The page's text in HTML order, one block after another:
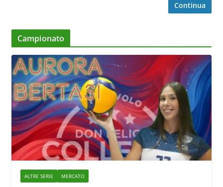
Continua
Campionato
ALTRE SERIE MERCATO